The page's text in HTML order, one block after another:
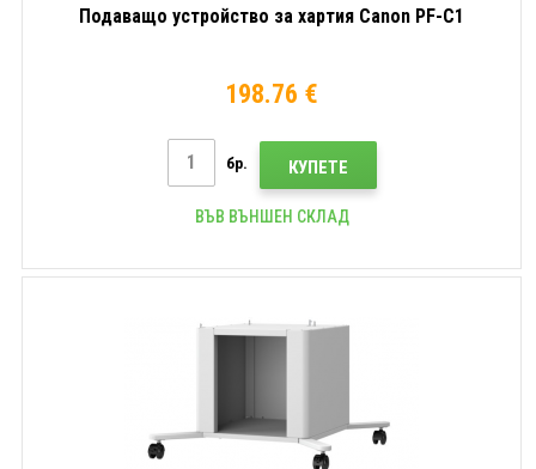
Подаващо устройство за хартия Canon PF-C1
198.76 €
бр. КУПЕТЕ
ВЪВ ВЪНШЕН СКЛАД